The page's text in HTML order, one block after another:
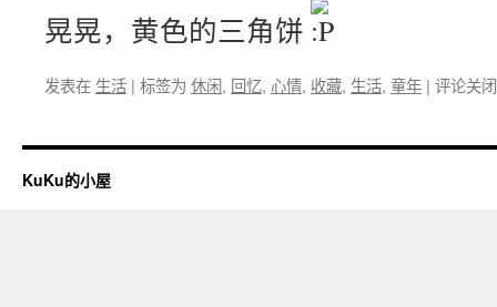
晃晃，黄色的三角饼
发表在 生活 | 标签为 休闲, 回忆, 心情, 收藏, 生活, 童年 | 评论关闭
KuKu的小屋